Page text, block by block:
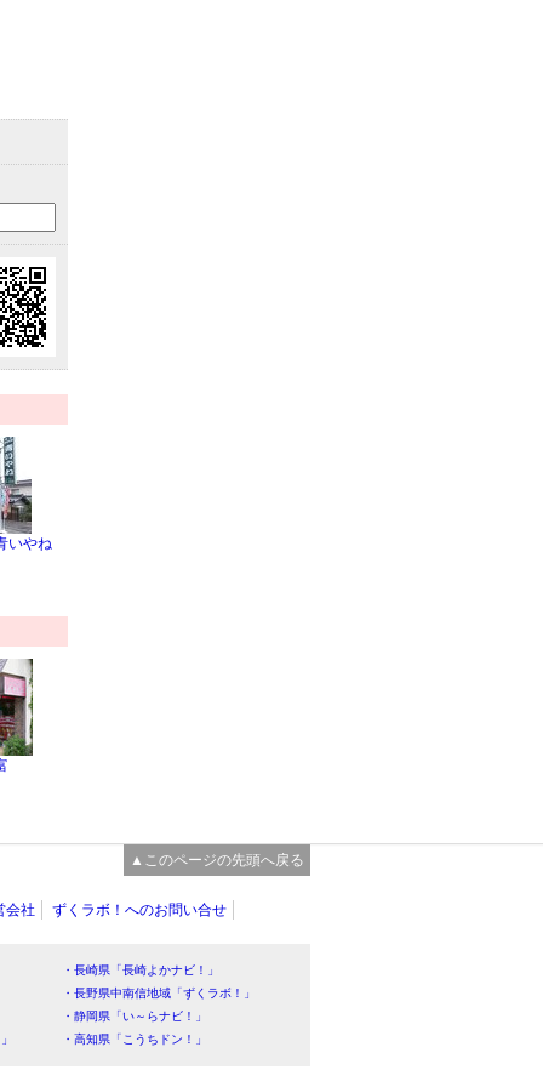
いやね
▲このページの先頭へ戻る
会社 ずくラボ！へのお問い合せ
・長崎県「長崎よかナビ！」
・長野県中南信地域「ずくラボ！」
・静岡県「い～らナビ！」
・高知県「こうちドン！」